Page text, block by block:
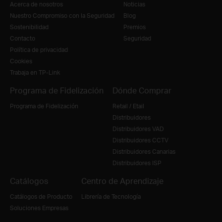
Acerca de nosotros
Nuestro Compromiso con la Seguridad
Sostenibilidad
Contacto
Política de privacidad
Cookies
Trabaja en TP-Link
Noticias
Blog
Premios
Seguridad
Programa de Fidelización
Programa de Fidelización
Dónde Comprar
Retail / Etail
Distribuidores
Distribuidores VAD
Distribuidores CCTV
Distribuidores Canarias
Distribuidores ISP
Catálogos
Catálogos de Producto
Soluciones Empresas
Centro de Aprendizaje
Librería de Tecnología